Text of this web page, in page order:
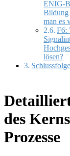
ENIG-
Bildung
man es
F6:
lösen?
des Kerns
Prozesse